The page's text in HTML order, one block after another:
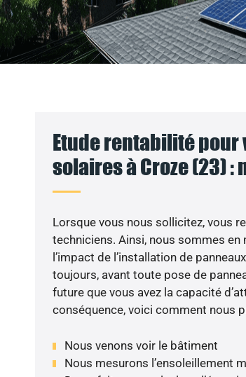
Etude rentabilité pour
solaires à Croze (23)
Lorsque vous nous sollicitez, vous
techniciens. Ainsi, nous sommes
l’impact de l’installation de
toujours, avant toute pose de
future que vous avez la capacité
conséquence, voici comment nous
Nous venons voir le bâtiment
Nous mesurons l’ensoleillement